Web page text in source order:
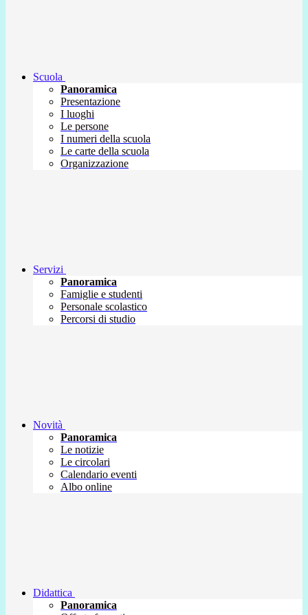
Scuola
Panoramica
Presentazione
I luoghi
Le persone
I numeri della scuola
Le carte della scuola
Organizzazione
Servizi
Panoramica
Famiglie e studenti
Personale scolastico
Percorsi di studio
Novità
Panoramica
Le notizie
Le circolari
Calendario eventi
Albo online
Didattica
Panoramica